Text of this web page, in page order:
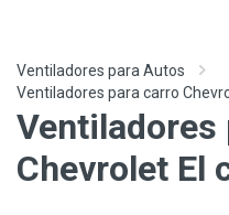
Ventiladores para Autos
Ventiladores para carro
Ventiladores
Chevrolet El